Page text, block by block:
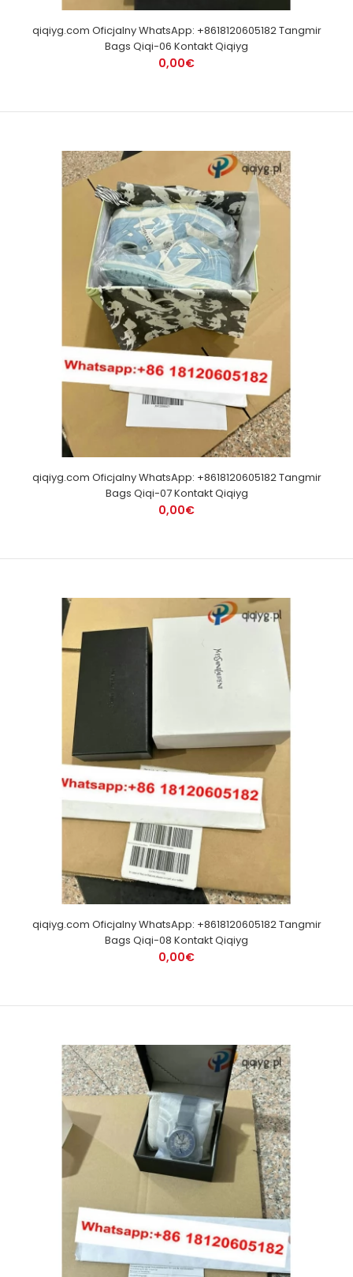
qiqiyg.com Oficjalny WhatsApp: +8618120605182 Tangmir
Bags Qiqi-06 Kontakt Qiqiyg
0,00€
qiqiyg.com Oficjalny WhatsApp: +8618120605182 Tangmir
Bags Qiqi-07 Kontakt Qiqiyg
0,00€
qiqiyg.com Oficjalny WhatsApp: +8618120605182 Tangmir
Bags Qiqi-08 Kontakt Qiqiyg
0,00€